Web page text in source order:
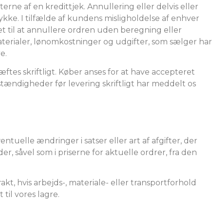
af en kredittjek. Annullering eller delvis eller
I tilfælde af kundens misligholdelse af enhver
til at annullere ordren uden beregning eller
lønomkostninger og udgifter, som sælger har
skriftligt. Køber anses for at have accepteret
før levering skriftligt har meddelt os
ændringer i satser eller art af afgifter, der
såvel som i priserne for aktuelle ordrer, fra den
hvis arbejds-, materiale- eller transportforhold
til vores lagre.